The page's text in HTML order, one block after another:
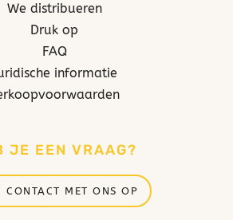
We distribueren
Druk op
FAQ
informatie
JE EEN VRAAG?
CONTACT MET ONS OP